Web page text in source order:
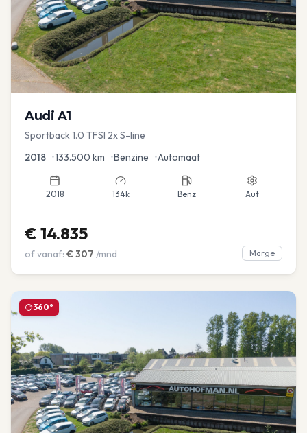
Audi A1
Sportback 1.0 TFSI 2x S-line
2018 •133.500 km •Benzine •Automaat
2018 134k Benz Aut
€ 14.835
of vanaf: € 307 /mnd Marge
360°